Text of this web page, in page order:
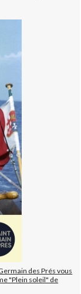
des Prés vous
"Plein soleil" de